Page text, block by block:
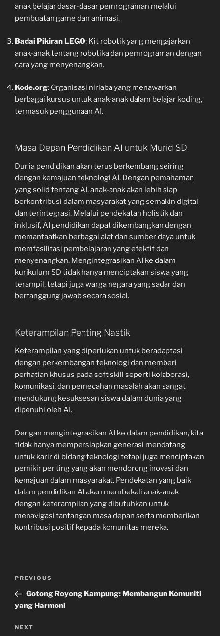
anak belajar dasar-dasar pemrograman melalui
pembuatan game dan animasi.
Badai Pikiran LEGO: Kit robotik yang mengajarkan
anak-anak tentang robotika dan pemrograman dengan
cara yang menyenangkan.
Kode.org: Organisasi nirlaba yang menawarkan
berbagai kursus untuk anak-anak dalam belajar koding,
termasuk penggunaan AI.
Masa Depan Pendidikan AI untuk Murid SD
Dunia pendidikan akan terus berkembang seiring
dengan kemajuan teknologi AI. Dengan pemahaman
yang solid tentang AI, anak-anak akan lebih siap
berkontribusi dalam masyarakat yang semakin digital
dan terintegrasi. Melalui pendekatan holistik dan
inklusif, AI pendidikan dapat dikembangkan dengan
memanfaatkan berbagai alat dan sumber daya untuk
memfasilitasi pembelajaran yang efektif dan
menyenangkan. Mengintegrasikan AI ke dalam
kurikulum SD tidak hanya menciptakan siswa yang
terampil, tetapi juga warga negara yang sadar dan
bertanggung jawab secara sosial.
Keterampilan Penting Nastik
Keterampilan yang diperlukan untuk beradaptasi
dengan perkembangan teknologi dan memberi
perhatian khusus pada soft skill seperti kolaborasi,
komunikasi, dan pemecahan masalah akan sangat
mendukung kesuksesan siswa dalam dunia yang
dipenuhi oleh AI.
Dengan mengintegrasikan AI ke dalam pendidikan, kita
tidak hanya mempersiapkan generasi mendatang
untuk karir di bidang teknologi tetapi juga menciptakan
pemikir penting yang akan mendorong inovasi dan
kemajuan dalam masyarakat. Pendekatan yang baik
dalam pendidikan AI akan membekali anak-anak
dengan keterampilan yang dibutuhkan untuk
menavigasi tantangan masa depan serta memberikan
kontribusi positif kepada komunitas mereka.
Navigasi
Previous
Post
PREVIOUS
Gotong Royong Kampung: Membangun Komuniti
yang Harmoni
Next
NEXT